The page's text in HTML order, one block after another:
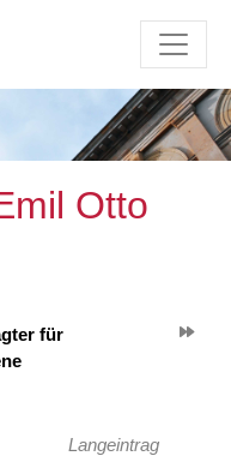
Otto
für
Langeintrag